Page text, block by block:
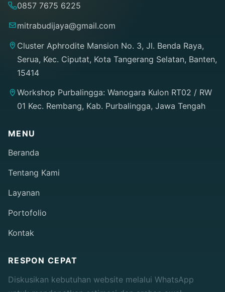
0857 7675 6225
mitrabudijaya@gmail.com
Cluster Aphrodite Mansion No. 3, Jl. Benda Raya,
Serua, Kec. Ciputat, Kota Tangerang Selatan, Banten,
15414
Workshop Purbalingga: Wanogara Kulon RT02 / RW
01 Kec. Rembang, Kab. Purbalingga, Jawa Tengah
MENU
Beranda
Tentang Kami
Layanan
Portofolio
Kontak
RESPON CEPAT
Diskusikan kebutuhan website melalui WhatsApp